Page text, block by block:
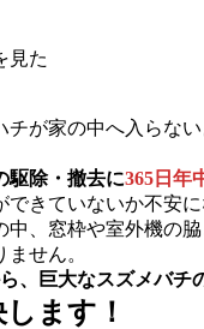
見た
が家の中へ入らな
駆除・撤去に365日年
きていないか不安に
、窓枠や室外機の
せん。
、巨大なスズメバチ
ます！